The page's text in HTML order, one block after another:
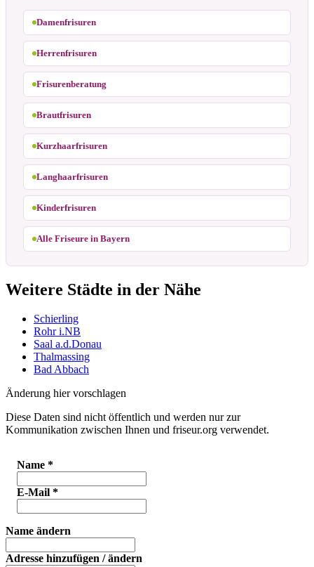
Damenfrisuren
Herrenfrisuren
Frisurenberatung
Brautfrisuren
Kurzhaarfrisuren
Langhaarfrisuren
Kinderfrisuren
Alle Friseure in Bayern
Weitere Städte in der Nähe
Schierling
Rohr i.NB
Saal a.d.Donau
Thalmassing
Bad Abbach
Änderung hier vorschlagen
Diese Daten sind nicht öffentlich und werden nur zur
Kommunikation zwischen Ihnen und friseur.org verwendet.
Name *
E-Mail *
Name ändern
Adresse hinzufügen / ändern